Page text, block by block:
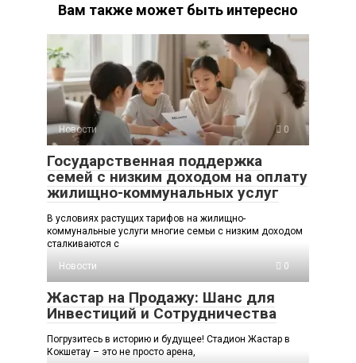
Вам также может быть интересно
Новости 0
Государственная поддержка
семей с низким доходом на оплату
жилищно-коммунальных услуг
В условиях растущих тарифов на жилищно-
коммунальные услуги многие семьи с низким доходом
сталкиваются с
Новости
0
Жастар на Продажу: Шанс для
Инвестиций и Сотрудничества
Погрузитесь в историю и будущее! Стадион Жастар в
Кокшетау – это не просто арена,